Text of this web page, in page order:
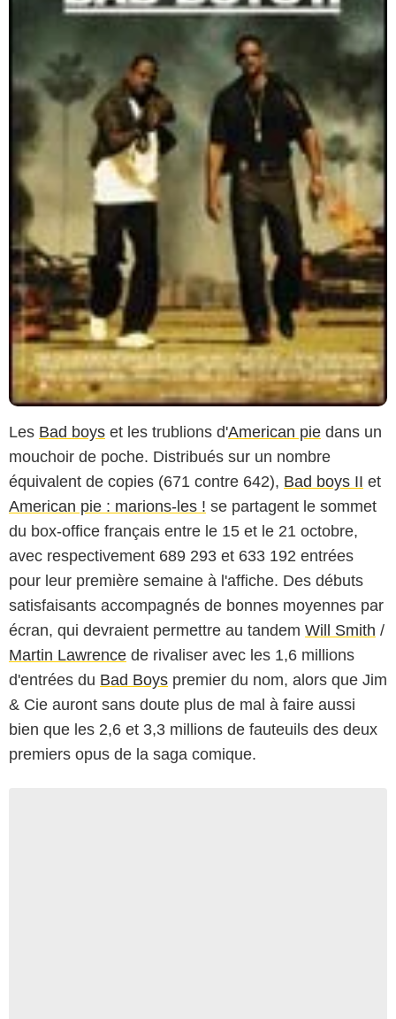
Les Bad boys et les trublions d'American pie dans un
mouchoir de poche. Distribués sur un nombre
équivalent de copies (671 contre 642), Bad boys II et
American pie : marions-les ! se partagent le sommet
du box-office français entre le 15 et le 21 octobre,
avec respectivement 689 293 et 633 192 entrées
pour leur première semaine à l'affiche. Des débuts
satisfaisants accompagnés de bonnes moyennes par
écran, qui devraient permettre au tandem Will Smith /
Martin Lawrence de rivaliser avec les 1,6 millions
d'entrées du Bad Boys premier du nom, alors que Jim
& Cie auront sans doute plus de mal à faire aussi
bien que les 2,6 et 3,3 millions de fauteuils des deux
premiers opus de la saga comique.